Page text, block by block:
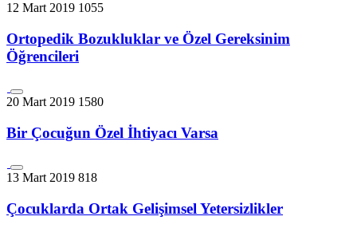
12 Mart 2019 1055
Ortopedik Bozukluklar ve Özel Gereksinim
Öğrencileri
20 Mart 2019 1580
Bir Çocuğun Özel İhtiyacı Varsa
13 Mart 2019 818
Çocuklarda Ortak Gelişimsel Yetersizlikler